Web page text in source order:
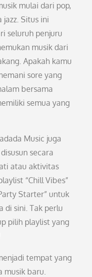
mulai dari pop,
jazz. Situs ini
seluruh penjuru
musik dari
Apakah kamu
sore yang
bersama
semua yang
Music juga
secara
atau aktivitas
“Chill Vibes”
Starter” untuk
di sini. Tak perlu
pilih playlist yang
tempat yang
musik baru.